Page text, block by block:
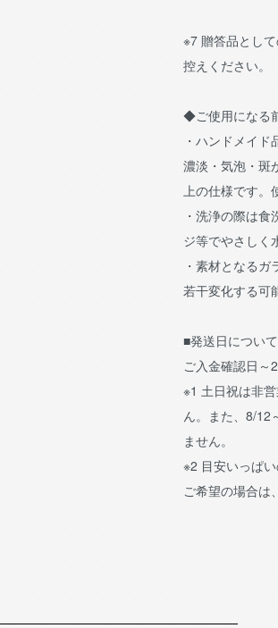
※7 贈答品とし
控えください。
◆ご使用になる
・ハンドメイ
濃淡・気泡・斑
上の仕様です。
・洗浄の際は
ジ等でやさしく
・素材となる
若干変化する可
■発送日につい
ご入金確認日～
※1 土日祝は非
ん。また、8/12
ません。
※2 目安いっぱ
ご希望の場合は